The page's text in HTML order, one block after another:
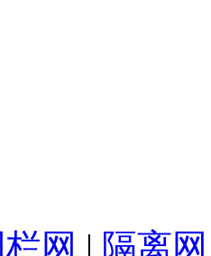
栏网 | 隔离网